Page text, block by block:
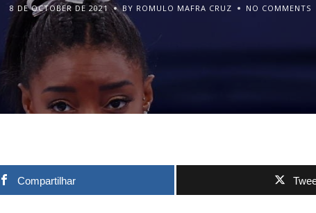
8 DE OCTOBER DE 2021 BY ROMULO MAFRA CRUZ NO COMMENTS
Compartilhar